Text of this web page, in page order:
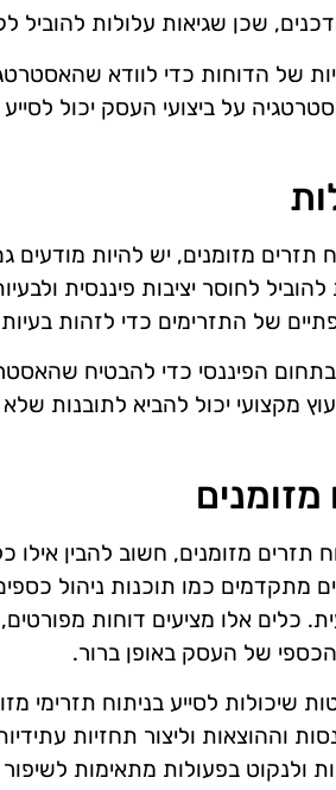
שכן שגיאות עלולות להוביל
של הדוחות כדי לוודא
על ביצועי העסק יכול לסייע
תזרים מזומנים, יש להיות מודעים
לחוסר יציבות פיננסית
של התזרימים כדי לזהות
בתחום הפיננסי כדי להבטיח
מקצועי יכול להביא לתובנות שלא
מזומנים
מזומנים, חשוב להבין אילו
מתקדמים כמו תוכנות ניהול
כלים אלו מציעים דוחות
של העסק באופן ברור.
שיכולות לסייע בניתוח תזרימי
וההוצאות וליצור תחזיות
ולנקוט בפעולות מתאימות